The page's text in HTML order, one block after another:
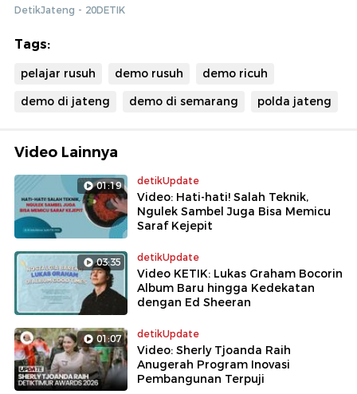
Dari 334 orang yang diamankan, polisi mengembalikan
DetikJateng - 20DETIK
Tags:
pelajar rusuh demo rusuh
demo ricuh
demo di jateng
demo di semarang polda jateng
Video Lainnya
01:19 detikUpdate
Video: Hati-hati! Salah Teknik,
Ngulek Sambel Juga Bisa Memicu
Saraf Kejepit
03:35 detikUpdate
Video KETIK: Lukas Graham Bocorin
Album Baru hingga Kedekatan
dengan Ed Sheeran
01:07 detikUpdate
Video: Sherly Tjoanda Raih
Anugerah Program Inovasi
Pembangunan Terpuji